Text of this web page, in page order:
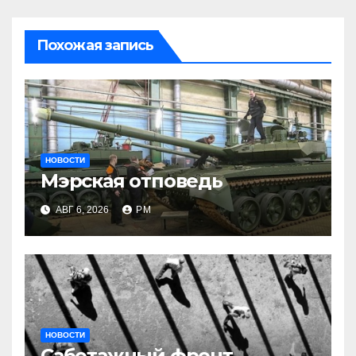
Похожая запись
НОВОСТИ
Мэрская отповедь
АВГ 6, 2026 РМ
НОВОСТИ